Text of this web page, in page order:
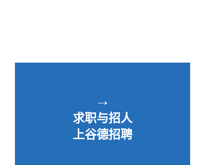
→
求职与招人
上谷德招聘